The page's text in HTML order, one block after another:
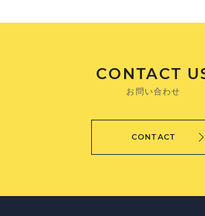
CONTACT
お問い合わせ
CONTACT